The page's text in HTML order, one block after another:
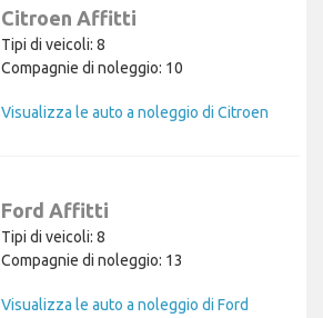
Citroen Affitti
Tipi di veicoli: 8
Compagnie di noleggio: 10
Visualizza le auto a noleggio di Citroen
Ford Affitti
Tipi di veicoli: 8
Compagnie di noleggio: 13
Visualizza le auto a noleggio di Ford